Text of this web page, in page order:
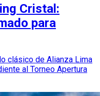
Cristal:
para
clásico de Alianza Lima
al Torneo Apertura